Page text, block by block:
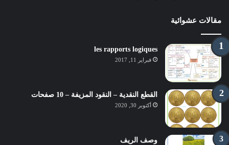
مقالات عشوائية
les rapports logiques
فبراير 11, 2017
القطع النقدية – النقود المزيفة – 10 صفحات
أكتوبر 30, 2020
وصف الريف